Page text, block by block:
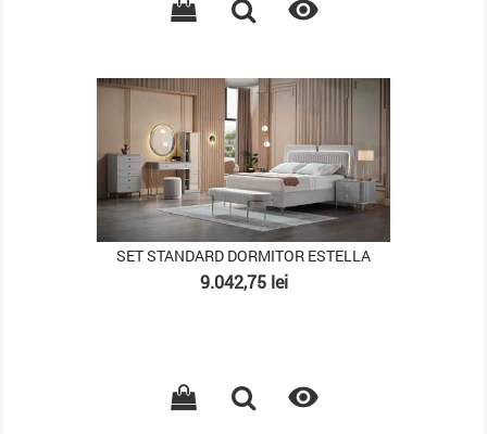

SET STANDARD DORMITOR ESTELLA
Pret
9.042,75 lei
